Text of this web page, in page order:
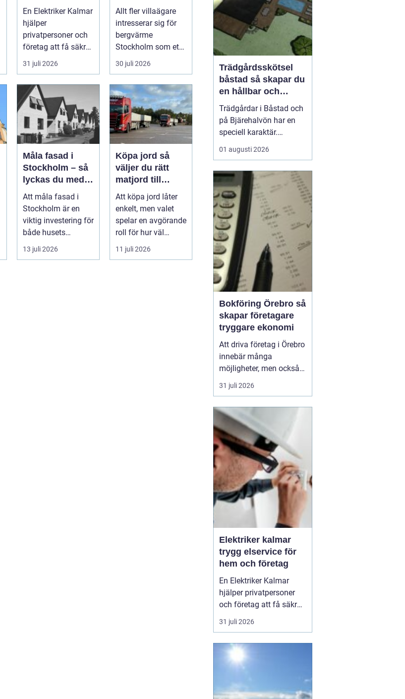
hem och företag
En Elektriker Kalmar
hjälper
privatpersoner och
företag att få säkra,
energieffektiva och
framtidssä...
31 juli 2026
fler denna
uppvärmning
Allt fler villaägare
intresserar sig för
bergvärme
Stockholm som ett
sätt att få lägre
uppvärmningsk...
30 juli 2026
Måla fasad i
Stockholm – så
lyckas du med
fasadmålning i
Stockholm
Att måla fasad i
Stockholm är en
viktig investering för
både husets
utseende o...
13 juli 2026
Köpa jord så
väljer du rätt
matjord till
trädgård och
anläggning
Att köpa jord låter
enkelt, men valet
spelar en avgörande
roll för hur väl
gräsmatta, rabatter
och p...
11 juli 2026
Trädgårdsskötsel
båstad så skapar du
en hållbar och
vacker trädgård på
bjäre
Trädgårdar i Båstad och
på Bjärehalvön har en
speciell karaktär.
Kombinationen av
närheten till havet, de
skyddade lägen gör att
många vill skapa gröna
rum som både är vackra
och lättskötta. Samtidigt
kan klimatet vara
utmanande med ...
01 augusti 2026
Bokföring Örebro så
skapar företagare
tryggare ekonomi
Att driva företag i Örebro
innebär många
möjligheter, men också
ett tydligt ansvar:
ekonomin måste vara i
örebro handlar inte
om att följa lagen, utan
om att skapa k...
31 juli 2026
Elektriker kalmar
trygg elservice för
hem och företag
En Elektriker Kalmar
hjälper privatpersoner
och företag att få säkra,
energieffektiva och
framtidssäkra
mindre servicejobb i
villan till omfattande
fastigheter och industrier
31 juli 2026